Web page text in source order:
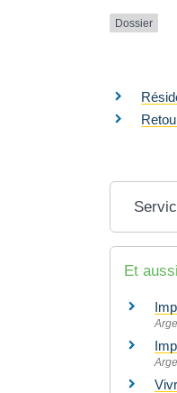
Dossier
Et aussi